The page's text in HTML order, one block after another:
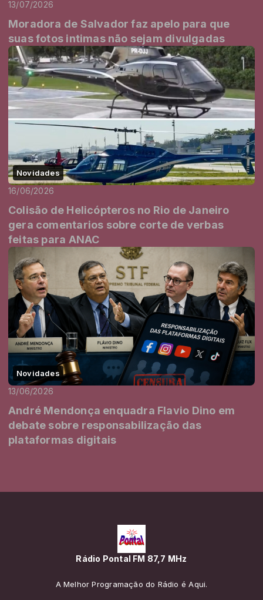
13/07/2026
Moradora de Salvador faz apelo para que
suas fotos intimas não sejam divulgadas
Novidades
16/06/2026
Colisão de Helicópteros no Rio de Janeiro
gera comentarios sobre corte de verbas
feitas para ANAC
Novidades
13/06/2026
André Mendonça enquadra Flavio Dino em
debate sobre responsabilização das
plataformas digitais
Rádio Pontal FM 87,7 MHz
A Melhor Programação do Rádio é Aqui.